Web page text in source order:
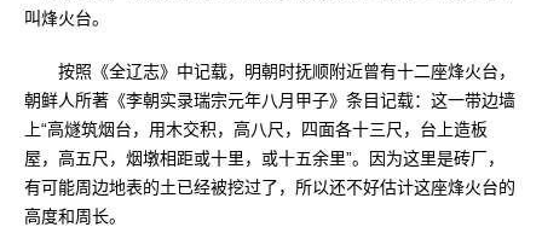
叫烽火台。
按照《全辽志》中记载，明朝时抚顺附近曾有十二座烽火台，
朝鲜人所著《李朝实录瑞宗元年八月甲子》条目记载：这一带边墙
上“高燧筑烟台，用木交积，高八尺，四面各十三尺，台上造板
屋，高五尺，烟墩相距或十里，或十五余里”。因为这里是砖厂，
有可能周边地表的土已经被挖过了，所以还不好估计这座烽火台的
高度和周长。